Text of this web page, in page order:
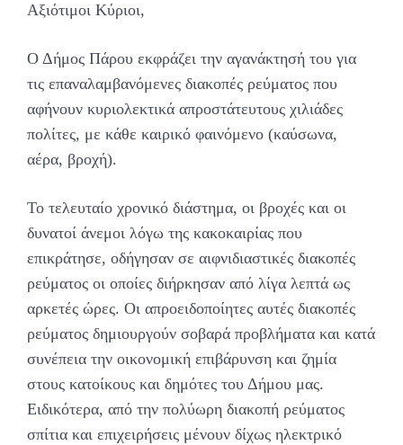
Αξιότιμοι Κύριοι,
Ο Δήμος Πάρου εκφράζει την αγανάκτησή του για
τις επαναλαμβανόμενες διακοπές ρεύματος που
αφήνουν κυριολεκτικά απροστάτευτους χιλιάδες
πολίτες, με κάθε καιρικό φαινόμενο (καύσωνα,
αέρα, βροχή).
Το τελευταίο χρονικό διάστημα, οι βροχές και οι
δυνατοί άνεμοι λόγω της κακοκαιρίας που
επικράτησε, οδήγησαν σε αιφνιδιαστικές διακοπές
ρεύματος οι οποίες διήρκησαν από λίγα λεπτά ως
αρκετές ώρες. Οι απροειδοποίητες αυτές διακοπές
ρεύματος δημιουργούν σοβαρά προβλήματα και κατά
συνέπεια την οικονομική επιβάρυνση και ζημία
στους κατοίκους και δημότες του Δήμου μας.
Ειδικότερα, από την πολύωρη διακοπή ρεύματος
σπίτια και επιχειρήσεις μένουν δίχως ηλεκτρικό